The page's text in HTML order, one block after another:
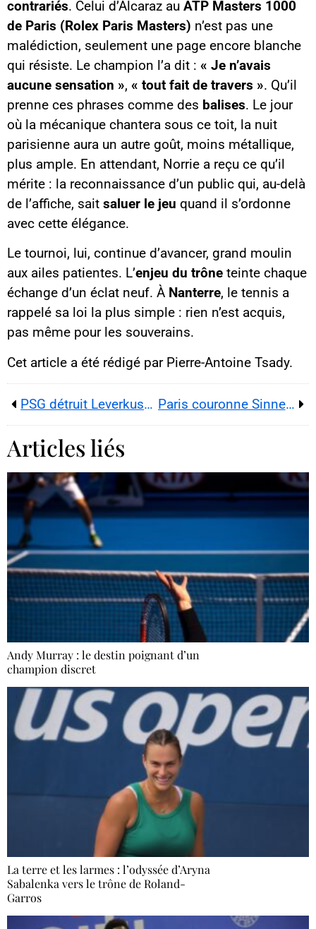
contrariés. Celui d’Alcaraz au ATP Masters 1000
de Paris (Rolex Paris Masters) n’est pas une
malédiction, seulement une page encore blanche
qui résiste. Le champion l’a dit : « Je n’avais
aucune sensation », « tout fait de travers ». Qu’il
prenne ces phrases comme des balises. Le jour
où la mécanique chantera sous ce toit, la nuit
parisienne aura un autre goût, moins métallique,
plus ample. En attendant, Norrie a reçu ce qu’il
mérite : la reconnaissance d’un public qui, au-delà
de l’affiche, sait saluer le jeu quand il s’ordonne
avec cette élégance.
Le tournoi, lui, continue d’avancer, grand moulin
aux ailes patientes. L’enjeu du trône teinte chaque
échange d’un éclat neuf. À Nanterre, le tennis a
rappelé sa loi la plus simple : rien n’est acquis,
pas même pour les souverains.
Cet article a été rédigé par Pierre-Antoine Tsady.
PSG détruit Leverkusen (7 à 2) et s’installe en patron de la Ligue des champions Paris couronne Sinner : roi de la nuit, n°1 à l’aube
Articles liés
Andy Murray : le destin poignant d’un
champion discret
La terre et les larmes : l’odyssée d’Aryna
Sabalenka vers le trône de Roland-
Garros